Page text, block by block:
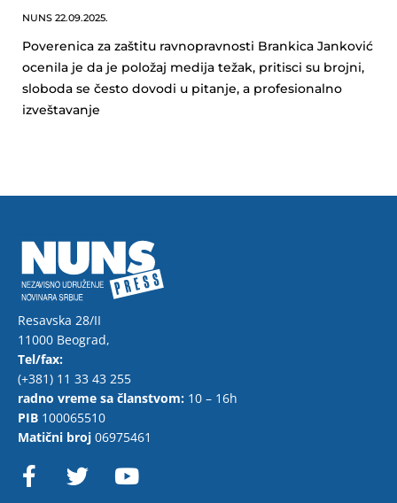
NUNS 22.09.2025.
Poverenica za zaštitu ravnopravnosti Brankica Janković
ocenila je da je položaj medija težak, pritisci su brojni,
sloboda se često dovodi u pitanje, a profesionalno
izveštavanje
Resavska 28/II
11000 Beograd,
Tel/fax:
(+381) 11 33 43 255
radno vreme sa članstvom: 10 – 16h
PIB 100065510
Matični broj 06975461
F
a w o